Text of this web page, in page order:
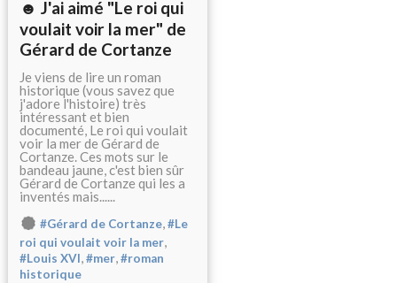
☻ J'ai aimé "Le roi qui
voulait voir la mer" de
Gérard de Cortanze
Je viens de lire un roman
historique (vous savez que
j'adore l'histoire) très
intéressant et bien
documenté, Le roi qui voulait
voir la mer de Gérard de
Cortanze. Ces mots sur le
bandeau jaune, c'est bien sûr
Gérard de Cortanze qui les a
inventés mais......
#Gérard de Cortanze,#Le
roi qui voulait voir la mer,
#Louis XVI,#mer,#roman
historique